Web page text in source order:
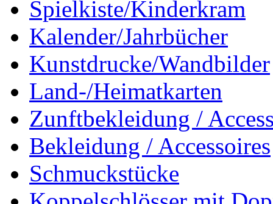
Spielkiste/Kinderkram
Kalender/Jahrbücher
Kunstdrucke/Wandbilder
Land-/Heimatkarten
Zunftbekleidung /
Bekleidung / Accessoires
Schmuckstücke